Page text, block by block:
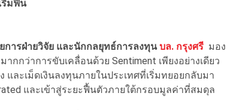
ริ่มฟื้น
การฝ่ายวิจัย และนักกลยุทธ์การลงทุนบล. กรุงศรี มอง
มากกว่าการขับเคลื่อนด้วย Sentiment เพียงอย่างเดียว
และเม็ดเงินลงทุนภายในประเทศที่เริ่มทยอยกลับมา
และเข้าสู่ระยะฟื้นตัวภายใต้กรอบมูลค่าที่สมดุล